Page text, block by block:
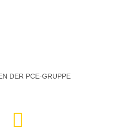
DER PCE-GRUPPE